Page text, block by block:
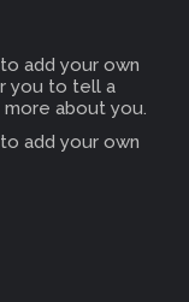
to add your own
you to tell a
about you.
to add your own